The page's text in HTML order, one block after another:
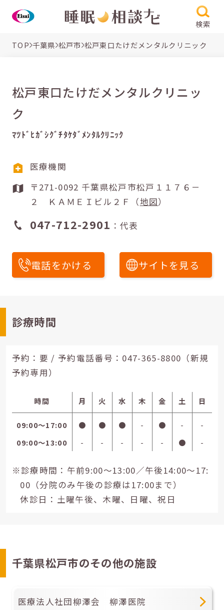
検索
TOP 千葉県 松戸市 松戸東口たけだメンタルクリニック
松戸東口たけだメンタルクリニッ
ク
ﾏﾂﾄﾞﾋｶﾞｼｸﾞﾁﾀｹﾀﾞﾒﾝﾀﾙｸﾘﾆｯｸ
医療機関
〒271-0092 千葉県松戸市松戸１１７６－
２ ＫＡＭＥＩビル２Ｆ（地図）
047-712-2901 ：代表
電話をかける サイトを見る
診療時間
予約：要 / 予約電話番号： 047-365-8800（新規
予約専用）
時間 月 火 水 木 金 土 日
09:00〜17:00 ● ● ● - ● -
-
09:00〜13:00
- - - - - ● -
※診療時間：午前9:00～13:00／午後14:00～17:
00（分院のみ午後の診療は17:00まで）
休診日：土曜午後、木曜、日曜、祝日
千葉県松戸市のその他の施設
医療法人社団柳澤会 柳澤医院